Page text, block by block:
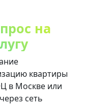
на
квартиры
в Москве или
сеть